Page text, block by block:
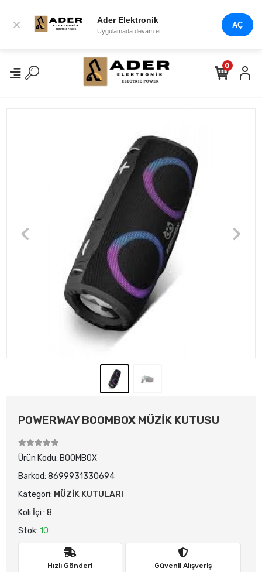
× Ader Elektronik
Uygulamada devam et
AÇ
0
POWERWAY BOOMBOX MÜZİK KUTUSU
Ürün Kodu: BOOMBOX
Barkod: 8699931330694
Kategori: MÜZİK KUTULARI
Koli İçi : 8
Stok: 10
Hızlı Gönderi Güvenli Alışveriş